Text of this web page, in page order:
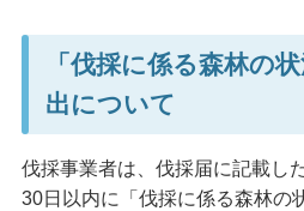
「伐採に係る森林の
出について
伐採事業者は、伐採届に記載し
30日以内に「伐採に係る森林の